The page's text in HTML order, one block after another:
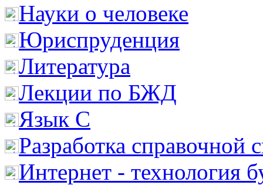
Науки о человеке
Юриспруденция
Литература
Лекции по БЖД
Язык С
Разработка справочной
Интернет - технология